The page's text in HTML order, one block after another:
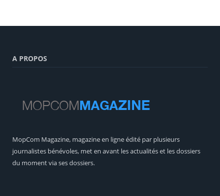
A PROPOS
MopCom Magazine, magazine en ligne édité par plusieurs
journalistes bénévoles, met en avant les actualités et les dossiers
du moment via ses dossiers.